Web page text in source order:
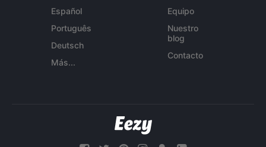
Español
Português
Deutsch
Más...
Equipo
Nuestro
blog
Contacto